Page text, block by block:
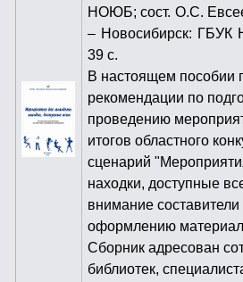
НОЮБ; сост. О.С.
– Новосибирск:
39 с.
В настоящем пособии
рекомендации по
проведению
итогов областного
сценарий
находки, доступные
внимание составители
оформлению
Сборник адресован
библиотек,